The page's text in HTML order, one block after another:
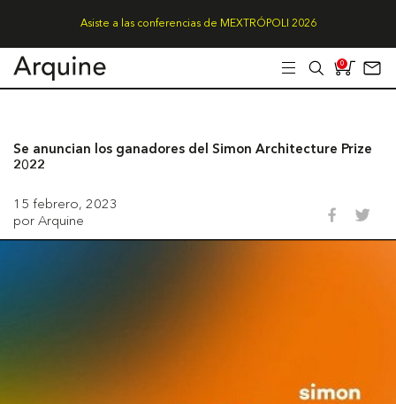
Asiste a las conferencias de MEXTRÓPOLI 2026
0
Se anuncian los ganadores del Simon Architecture Prize
2022
15 febrero, 2023
por Arquine